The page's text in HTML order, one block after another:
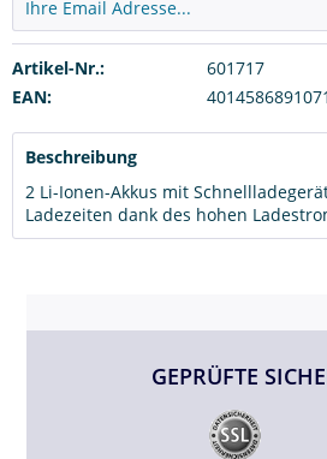
Artikel-Nr.:
601717
EAN:
4014586891071
Beschreibung
2 Li-Ionen-Akkus mit
Ladezeiten dank des hohen
GEPRÜFTE